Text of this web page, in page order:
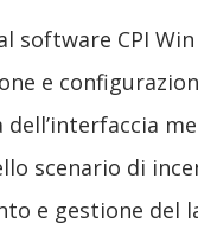
software CPI Win
e
scenario di
e gestione del